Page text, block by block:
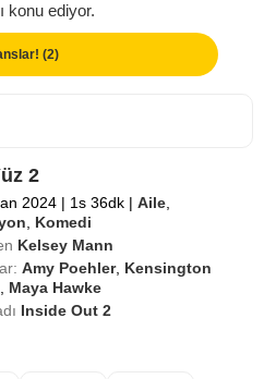
konu ediyor.
(2)
2
2024 | 1s 36dk | Aile,
, Komedi
Kelsey Mann
Amy Poehler, Kensington
, Maya Hawke
Inside Out 2